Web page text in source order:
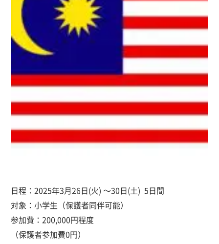
日程：2025年3月26日(火) ～30日(土) 5日間
対象：小学生（保護者同伴可能）
参加費：200,000円程度
（保護者参加費0円）